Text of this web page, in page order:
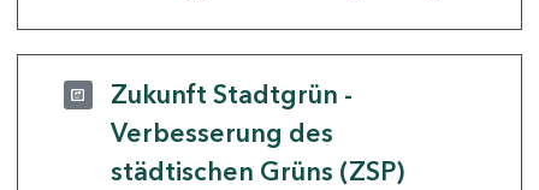
Zukunft Stadtgrün -
Verbesserung des
städtischen Grüns (ZSP)